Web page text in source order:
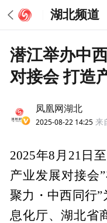
湖北频道
潜江举办中
对接会 打造
凤凰网湖北
2025-08-22 14:25 来
2025年8月21日
产业发展对接会
聚力・中西同行
息化厅、湖北省